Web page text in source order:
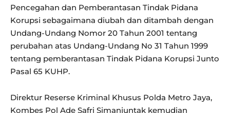
Pencegahan dan Pemberantasan Tindak Pidana
Korupsi sebagaimana diubah dan ditambah dengan
Undang-Undang Nomor 20 Tahun 2001 tentang
perubahan atas Undang-Undang No 31 Tahun 1999
tentang pemberantasan Tindak Pidana Korupsi Junto
Pasal 65 KUHP.
Direktur Reserse Kriminal Khusus Polda Metro Jaya,
Kombes Pol Ade Safri Simanjuntak kemudian